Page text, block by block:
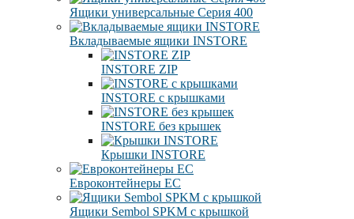
Ящики универсальные Серия 400
Вкладываемые ящики INSTORE
INSTORE ZIP
INSTORE с крышками
INSTORE без крышек
Крышки INSTORE
Евроконтейнеры ЕC
Ящики Sembol SPKM с крышкой